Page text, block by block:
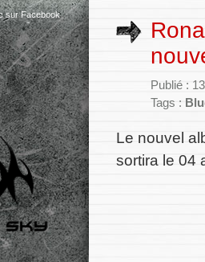
sur Facebook
Publié :
Tags :
Le nouvel
sortira le 04